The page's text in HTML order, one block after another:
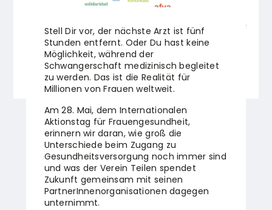
Stell Dir vor, der nächste Arzt ist fünf
Stunden entfernt. Oder Du hast keine
Möglichkeit, während der
Schwangerschaft medizinisch begleitet
zu werden. Das ist die Realität für
Millionen von Frauen weltweit.
Am 28. Mai, dem Internationalen
Aktionstag für Frauengesundheit,
erinnern wir daran, wie groß die
Unterschiede beim Zugang zu
Gesundheitsversorgung noch immer sind
und was der Verein Teilen spendet
Zukunft gemeinsam mit seinen
PartnerInnenorganisationen dagegen
unternimmt.